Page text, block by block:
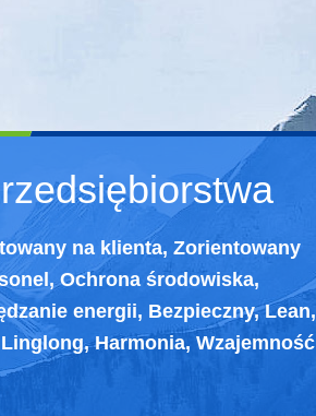
na klienta, Zorientowany
Ochrona środowiska,
energii, Bezpieczny, Lean,
Harmonia, Wzajemność